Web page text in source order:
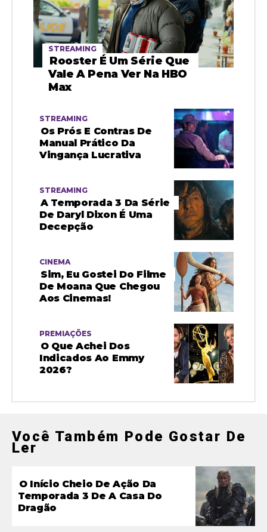
STREAMING
Rooster É Um Série Que
Vale A Pena Ver Na HBO
Max
STREAMING
Os Prós E Contras De
Manual Prático Da
Vingança Lucrativa
STREAMING
A Temporada 3 Da Série
De Daryl Dixon É Uma
Decepção
CINEMA
Sim, Eu Gostei Do Filme
De Moana Que Chegou
Aos Cinemas!
PREMIAÇÕES
O Que Achei Dos
Indicados Ao Emmy
2026?
Você Também Pode Gostar De
Ler
O Início Cheio De Ação Da
Temporada 3 De A Casa Do
Dragão